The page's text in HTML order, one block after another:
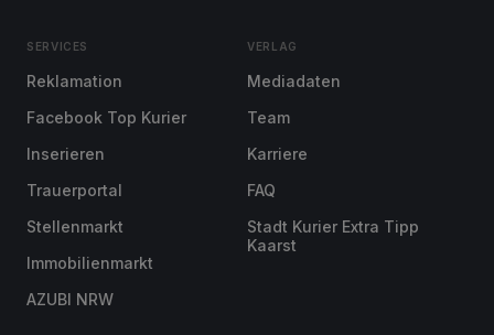
SERVICES
Reklamation
Facebook Top Kurier
Inserieren
Trauerportal
Stellenmarkt
Immobilienmarkt
AZUBI NRW
VERLAG
Mediadaten
Team
Karriere
FAQ
Stadt Kurier Extra Tipp
Kaarst